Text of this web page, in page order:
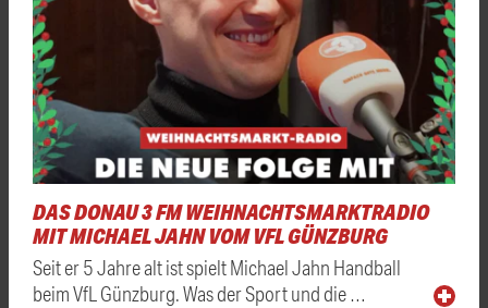
DAS DONAU 3 FM WEIHNACHTSMARKTRADIO
MIT MICHAEL JAHN VOM VFL GÜNZBURG
Seit er 5 Jahre alt ist spielt Michael Jahn Handball
beim VfL Günzburg. Was der Sport und die …